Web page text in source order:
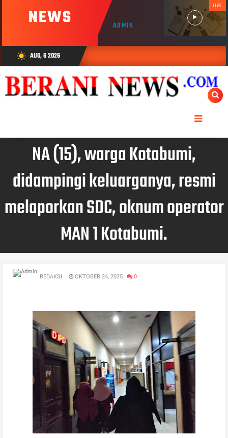
NEWS ADMIN
LIVE
wb_sunny AUG, 6 2026
NA (15), warga Kotabumi,
didampingi keluarganya, resmi
melaporkan SDC, oknum operator
MAN 1 Kotabumi.
REDAKSI OKTOBER 24, 2025 0